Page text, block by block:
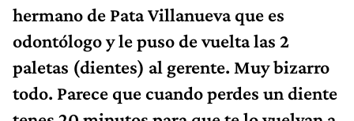
hermano de Pata Villanueva que es
odontólogo y le puso de vuelta las 2
paletas (dientes) al gerente. Muy bizarro
todo. Parece que cuando perdes un diente